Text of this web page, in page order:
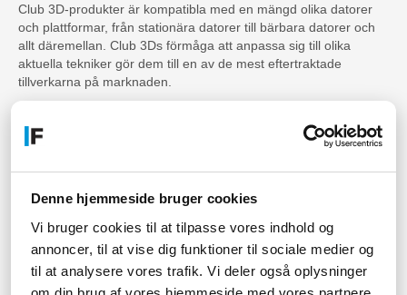
Denne hjemmeside bruger cookies
Vi bruger cookies til at tilpasse vores indhold og
annoncer, til at vise dig funktioner til sociale medier og
til at analysere vores trafik. Vi deler også oplysninger
Club 3D-produkter är kompatibla med en mängd olika datorer
och plattformar, från stationära datorer till bärbara datorer och
allt däremellan. Club 3Ds förmåga att anpassa sig till olika
aktuella tekniker gör dem till en av de mest eftertraktade
tillverkarna på marknaden.
Kvalitet
produkt är utformad för att hålla och leverera en konsekvent
prestanda år efter år. Club 3D-produkterna testas och certifieras
kvalitet.
Prisvärdhet